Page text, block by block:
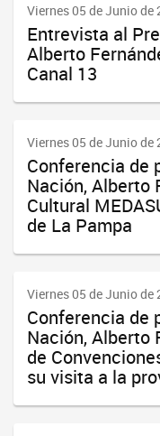
Viernes 05 de Junio de
Entrevista al
Alberto
Canal 13
Viernes 05 de Junio de
Conferencia de
Nación, Alberto
Cultural
de La Pampa
Viernes 05 de Junio de
Conferencia de
Nación, Alberto
de
su visita a la